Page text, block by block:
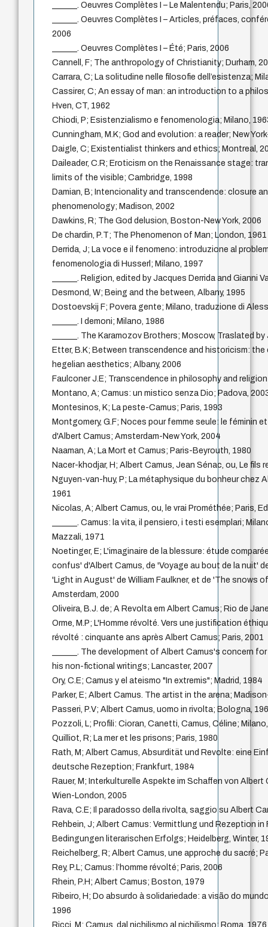
______. Oeuvres Complètes I – Le Malentendu; Paris,
______. Oeuvres Complètes I – Articles, préfaces,
2006
______. Oeuvres Complètes I – Été; Paris, 2006
Cannell, F; The anthropology of Christianity; Durham,
Carrara, C; La solitudine nelle filosofie dell’esistenza;
Cassirer, C; An essay of man: an introduction to a
Hven, CT, 1962
Chiodi, P; Esistenzialismo e fenomenologia; Milano,
Cunningham, M.K; God and evolution: a reader; New
Daigle, C; Existentialist thinkers and ethics; Montreal,
Daileader, C.R; Eroticism on the Renaissance stage:
limits of the visible; Cambridge, 1998
Damian, B; Intencionality and transcendence: closure
phenomenology; Madison, 2002
Dawkins, R; The God delusion, Boston-New York, 2006
De chardin, P.T; The Phenomenon of Man; London, 1961
Derrida, J; La voce e il fenomeno: introduzione al
fenomenologia di Husserl; Milano, 1997
______. Religion, edited by Jacques Derrida and Gianni
Desmond, W; Being and the between, Albany, 1995
Dostoevskij F; Povera gente; Milano, traduzione di
______. I demoni; Milano, 1986
______. The Karamozov Brothers; Moscow, Traslated
Etter, B.K; Between transcendence and historicism:
hegelian aesthetics; Albany, 2006
Faulconer J.E; Transcendence in philosophy and
Montano, A; Camus: un mistico senza Dio; Padova,
Montesinos, K; La peste-Camus; Paris, 1993
Montgomery, G.F; Noces pour femme seule: le féminin
d'Albert Camus; Amsterdam-New York, 2004
Naaman, A; La Mort et Camus; Paris-Beyrouth, 1980
Nacer-khodjar, H; Albert Camus, Jean Sénac, ou, Le fils
Nguyen-van-huy, P; La métaphysique du bonheur chez
1961
Nicolas, A; Albert Camus, ou, le vrai Prométhée; Paris,
______. Camus: la vita, il pensiero, i testi esemplari;
Mazzali, 1971
Noetinger, E; L'imaginaire de la blessure: étude
confus' d'Albert Camus, de 'Voyage au bout de la nuit'
'Light in August' de William Faulkner, et de 'The snows
Amsterdam, 2000
Oliveira, B.J. de; A Revolta em Albert Camus; Rio de
Orme, M.P; L'Homme révolté. Vers une justification
révolté : cinquante ans après Albert Camus; Paris, 2001
______. The development of Albert Camus's concern
his non-fictional writings; Lancaster, 2007
Ory, C.E; Camus y el ateismo "In extremis"; Madrid, 1984
Parker, E; Albert Camus. The artist in the arena;
Passeri, P.V; Albert Camus, uomo in rivolta; Bologna,
Pozzoli, L; Profili: Cioran, Canetti, Camus, Céline;
Quilliot, R; La mer et les prisons; Paris, 1980
Rath, M; Albert Camus, Absurdität und Revolte: eine
deutsche Rezeption; Frankfurt, 1984
Rauer, M; Interkulturelle Aspekte im Schaffen von
Wien-London, 2005
Rava, C.E; Il paradosso della rivolta, saggio su Albert
Rehbein, J; Albert Camus: Vermittlung und Rezeption in
Bedingungen literarischen Erfolgs; Heidelberg, Winter,
Reichelberg, R; Albert Camus, une approche du sacré;
Rey, P.L; Camus: l’homme révolté; Paris, 2006
Rhein, P.H; Albert Camus; Boston, 1979
Ribeiro, H; Do absurdo à solidariedade: a visão do
1996
Ricci, M; Camus, dal nichilismo al nichilismo; Roma, 1976